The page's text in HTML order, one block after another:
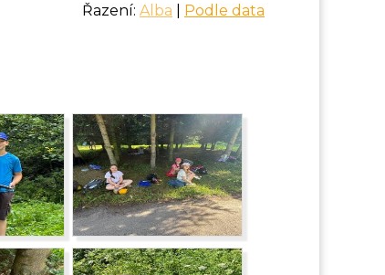
Řazení: Alba Podle data